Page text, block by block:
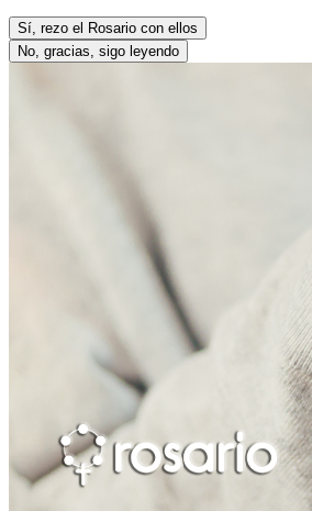
Sí, rezo el Rosario con ellos
No, gracias, sigo leyendo